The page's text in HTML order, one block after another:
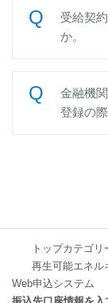
受給契
か。
金融機
登録の
トップカテゴリ
再生可能エネル
Web申込システム